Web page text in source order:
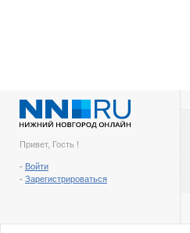
Привет, Гость !
- Войти
- Зарегистрироваться